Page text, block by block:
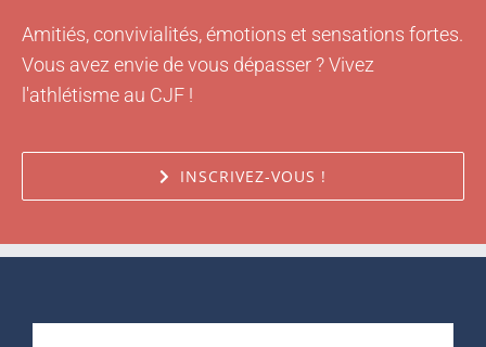
Amitiés, convivialités, émotions et sensations fortes.
Vous avez envie de vous dépasser ? Vivez
l'athlétisme au CJF !
INSCRIVEZ-VOUS !